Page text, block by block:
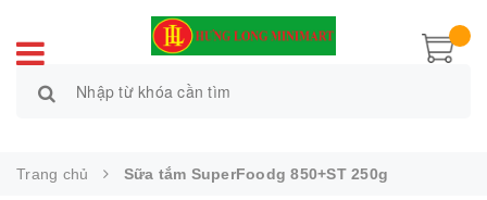
Trang chủ Sữa tắm SuperFoodg 850+ST 250g